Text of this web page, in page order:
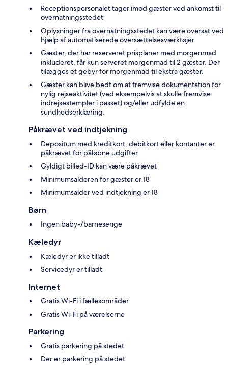
Receptionspersonalet tager imod gæster ved ankomst til
overnatningsstedet
Oplysninger fra overnatningsstedet kan være oversat ved
hjælp af automatiserede oversættelsesværktøjer
Gæster, der har reserveret prisplaner med morgenmad
inkluderet, får kun serveret morgenmad til 2 gæster. Der
tilægges et gebyr for morgenmad til ekstra gæster.
Gæster kan blive bedt om at fremvise dokumentation for
nylig rejseaktivitet (ved eksempelvis at skulle fremvise
indrejsestempler i passet) og/eller udfylde en
sundhedserklæring.
Påkrævet ved indtjekning
Depositum med kreditkort, debitkort eller kontanter er
påkrævet for påløbne udgifter
Gyldigt billed-ID kan være påkrævet
Minimumsalderen for gæster er 18
Minimumsalder ved indtjekning er 18
Børn
Ingen baby-/barnesenge
Kæledyr
Kæledyr er ikke tilladt
Servicedyr er tilladt
Internet
Gratis Wi-Fi i fællesområder
Gratis Wi-Fi på værelserne
Parkering
Gratis parkering på stedet
Der er parkering på stedet